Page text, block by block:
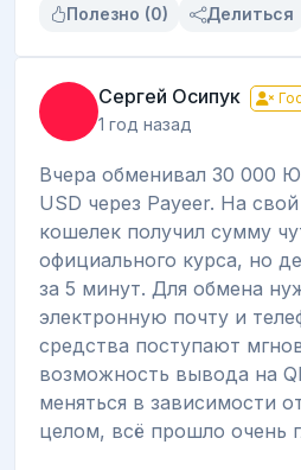
Полезно (0) Делиться
Сергей Осипук
1 год назад
Вчера обменивал 30 000
USD через Payeer. На
кошелек получил сумму
официального курса, но
за 5 минут. Для обмена
электронную почту и
средства поступают
возможность вывода на
меняться в зависимости
целом, всё прошло очень